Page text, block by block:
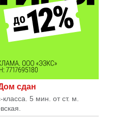
сдан
5 мин. от ст. м.